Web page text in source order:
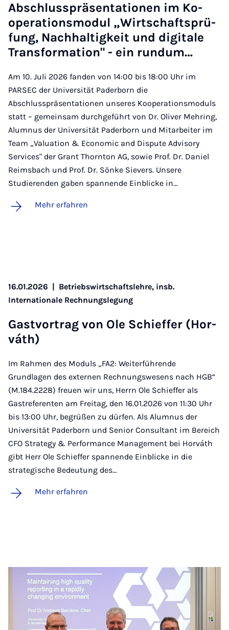
Ab­schluss­prä­sen­ta­ti­o­nen im Ko­
ope­ra­ti­ons­mo­dul „Wirt­schafts­prü­
fung, Nach­hal­tig­keit und di­gi­ta­le
Trans­for­ma­ti­on" - ein rund­um…
Am 10. Juli 2026 fanden von 14:00 bis 18:00 Uhr im
PARSEC der Universität Paderborn die
Abschlusspräsentationen unseres Kooperationsmoduls
statt – gemeinsam durchgeführt von Dr. Oliver Mehring,
Alumnus der Universität Paderborn und Mitarbeiter im
Team „Valuation & Economic and Dispute Advisory
Services" der Grant Thornton AG, sowie Prof. Dr. Daniel
Reimsbach und Prof. Dr. Sönke Sievers. Unsere
Studierenden gaben spannende Einblicke in…
Mehr erfahren
16.01.2026 | Betriebswirtschaftslehre, insb.
Internationale Rechnungslegung
Gast­vor­trag von Ole Schief­fer (Hor­
váth)
Im Rahmen des Moduls „FA2: Weiterführende
Grundlagen des externen Rechnungswesens nach HGB“
(M.184.2228) freuen wir uns, Herrn Ole Schieffer als
Gastreferenten am Freitag, den 16.01.2026 von 11:30 Uhr
bis 13:00 Uhr, begrüßen zu dürfen. Als Alumnus der
Universität Paderborn und Senior Consultant im Bereich
CFO Strategy & Performance Management bei Horváth
gibt Herr Ole Schieffer spannende Einblicke in die
strategische Bedeutung des…
Mehr erfahren